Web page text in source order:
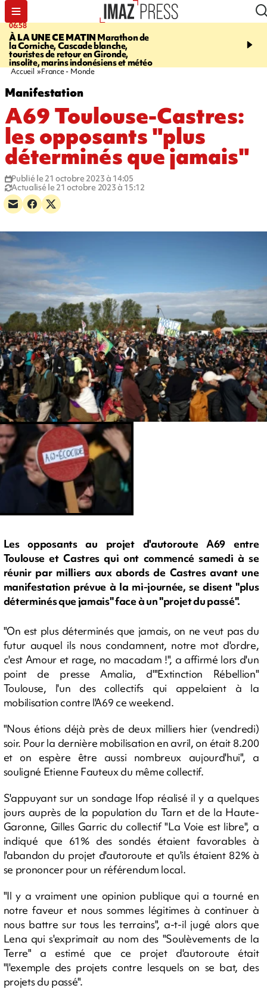
06:58
À LA UNE CE MATIN Marathon de
la Corniche, Cascade blanche,
touristes de retour en Gironde,
insolite, marins indonésiens et météo
09:14
touristes au Porge,
Accueil France - Monde
Manifestation
A69 Toulouse-Castres:
les opposants "plus
déterminés que jamais"
Publié le 21 octobre 2023 à 14:05
Actualisé le 21 octobre 2023 à 15:12
Les opposants au projet d'autoroute A69 entre
Toulouse et Castres qui ont commencé samedi à se
réunir par milliers aux abords de Castres avant une
manifestation prévue à la mi-journée, se disent "plus
déterminés que jamais" face à un "projet du passé".
"On est plus déterminés que jamais, on ne veut pas du
futur auquel ils nous condamnent, notre mot d'ordre,
c'est Amour et rage, no macadam !", a affirmé lors d'un
point de presse Amalia, d'"Extinction Rébellion"
Toulouse, l'un des collectifs qui appelaient à la
mobilisation contre l'A69 ce weekend.
"Nous étions déjà près de deux milliers hier (vendredi)
soir. Pour la dernière mobilisation en avril, on était 8.200
et on espère être aussi nombreux aujourd'hui", a
souligné Etienne Fauteux du même collectif.
S'appuyant sur un sondage Ifop réalisé il y a quelques
jours auprès de la population du Tarn et de la Haute-
Garonne, Gilles Garric du collectif "La Voie est libre", a
indiqué que 61% des sondés étaient favorables à
l'abandon du projet d'autoroute et qu'ils étaient 82% à
se prononcer pour un référendum local.
"Il y a vraiment une opinion publique qui a tourné en
notre faveur et nous sommes légitimes à continuer à
nous battre sur tous les terrains", a-t-il jugé alors que
Lena qui s'exprimait au nom des "Soulèvements de la
Terre" a estimé que ce projet d'autoroute était
"l'exemple des projets contre lesquels on se bat, des
projets du passé".